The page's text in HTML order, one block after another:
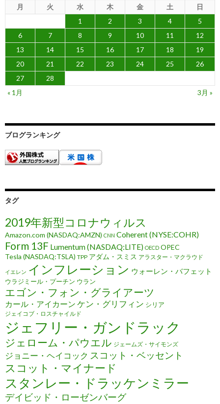
月 火 水 木 金 土
日
1
2 3 4
5
6
7 8 9 10 11
12
13
14 15 16 17 18
19
20
21 22 23 24 25
26
27
28
« 1月
3月 »
ブログランキング
タグ
2019年新型コロナウィルス
Amazon.com (NASDAQ:AMZN) CNN Coherent (NYSE:COHR)
Form 13F Lumentum (NASDAQ:LITE) OECD OPEC
Tesla (NASDAQ:TSLA) TPP アダム・スミス アラスター・マクラウド
イエレン インフレーション ウォーレン・バフェット
ウラジミール・プーチン ウラン
エゴン・フォン・グライアーツ
カール・アイカーン ケン・グリフィン シリア
ジェイコブ・ロスチャイルド
ジェフリー・ガンドラック
ジェローム・パウエル ジェームズ・サイモンズ
ジョニー・ヘイコック スコット・ベッセント
スコット・マイナード
スタンレー・ドラッケンミラー
デイビッド・ローゼンバーグ